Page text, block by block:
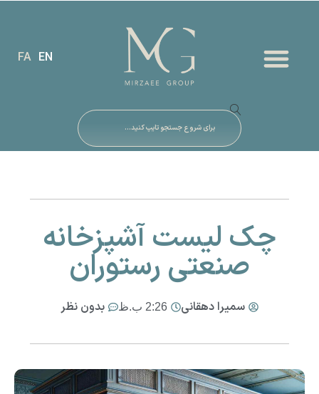
EN
FA
چک لیست آشپزخانه
صنعتی رستوران
سمیرا دهقانی 2:26 ب.ظ بدون نظر